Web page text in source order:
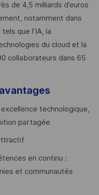
de 4,5 milliards d’euros
notamment dans
que l’IA, la
du cloud et la
collaborateurs dans 65
technologique,
partagée
en continu :
et communautés